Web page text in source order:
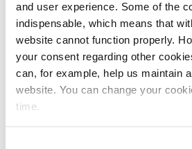
and user experience. Some of the
indispensable, which means that
website cannot function properly.
your consent regarding other
can, for example, help us maintain
website. You can change your
time.